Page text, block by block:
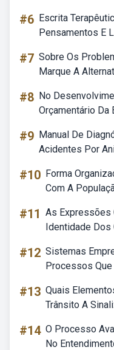
#6 Escrita
Pensamentos E
#7 Sobre Os
Marque A
#8 No
Orçamentário Da
#9 Manual De
Acidentes Por
#10 Forma
Com A
#11 As Expressões
Identidade Dos
#12 Sistemas
Processos
#13 Quais
Trânsito A
#14 O Processo
No